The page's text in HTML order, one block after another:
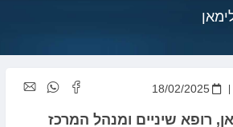
18/02/2025
רופא שיניים ומנהל המרכז